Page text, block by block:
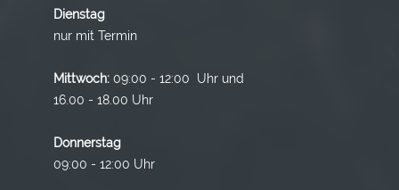
Dienstag
nur mit Termin
Mittwoch: 09:00 - 12:00 Uhr und
16.00 - 18.00 Uhr
Donnerstag
09:00 - 12:00 Uhr